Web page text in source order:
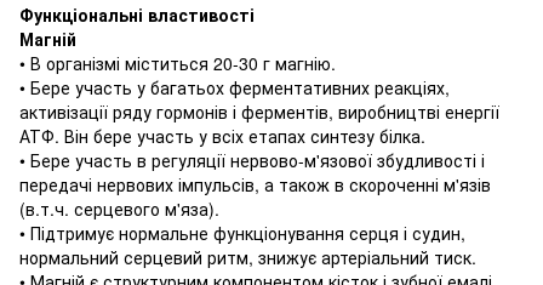
Функціональні властивості
Магній
• В організмі міститься 20-30 г магнію.
• Бере участь у багатьох ферментативних реакціях,
активізації ряду гормонів і ферментів, виробництві енергії
АТФ. Він бере участь у всіх етапах синтезу білка.
• Бере участь в регуляції нервово-м'язової збудливості і
передачі нервових імпульсів, а також в скороченні м'язів
(в.т.ч. серцевого м'яза).
• Підтримує нормальне функціонування серця і судин,
нормальний серцевий ритм, знижує артеріальний тиск.